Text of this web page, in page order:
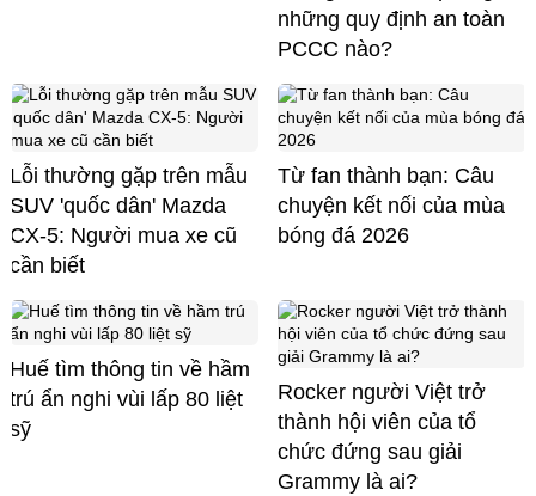
những quy định an toàn
PCCC nào?
Lỗi thường gặp trên mẫu
SUV 'quốc dân' Mazda
CX-5: Người mua xe cũ
cần biết
Từ fan thành bạn: Câu
chuyện kết nối của mùa
bóng đá 2026
Huế tìm thông tin về hầm
trú ẩn nghi vùi lấp 80 liệt
sỹ
Rocker người Việt trở
thành hội viên của tổ
chức đứng sau giải
Grammy là ai?